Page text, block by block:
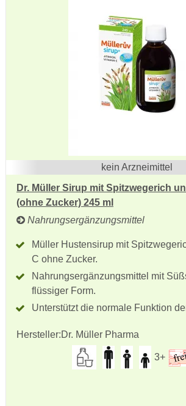
kein Arzneimittel
Dr. Müller Sirup mit Spitzwegerich
(ohne Zucker) 245 ml
Nahrungsergänzungsmittel
Müller Hustensirup mit
C ohne Zucker.
Nahrungsergänzungsmittel mit
flüssiger Form.
Unterstützt die normale Funktion
Hersteller:Dr. Müller Pharma
3+